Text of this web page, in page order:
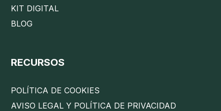
KIT DIGITAL
BLOG
RECURSOS
POLÍTICA DE COOKIES
AVISO LEGAL Y POLÍTICA DE PRIVACIDAD